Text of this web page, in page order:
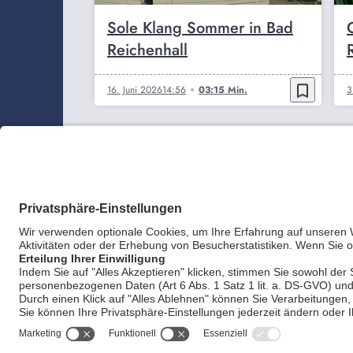
Sole Klang Sommer in Bad
Reichenhall
16. Juni 202614:56 03:15 Min. bookmark_border
AGB